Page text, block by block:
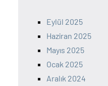
Eylül 2025
Haziran 2025
Mayıs 2025
Ocak 2025
Aralık 2024